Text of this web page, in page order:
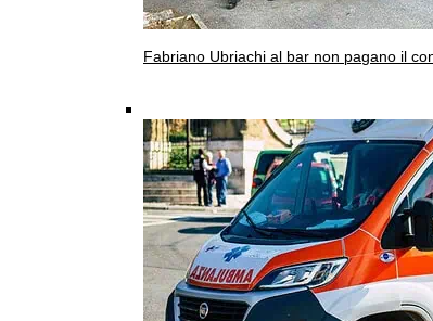
Fabriano Ubriachi al bar non pagano il